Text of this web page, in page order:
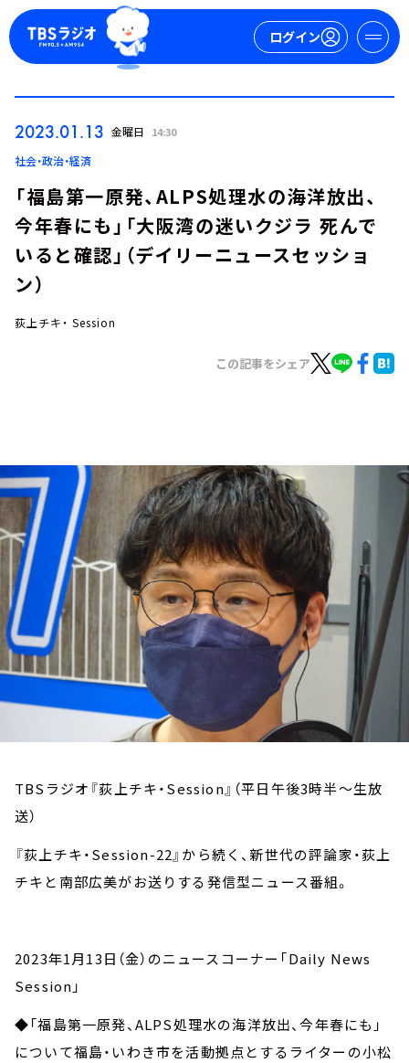
ログイン
今日の番組表
YouTube
会社情報
2023.01.13 金曜日 14:30
社会・政治・経済
「福島第一原発、ALPS処理水の海洋放出、
今年春にも」「大阪湾の迷いクジラ 死んで
いると確認」（デイリーニュースセッショ
ン）
荻上チキ・ Session
この記事をシェア
TBSラジオ『荻上チキ・Session』（平日午後3時半～生放
送）
『荻上チキ・Session-22』から続く、新世代の評論家・荻上
チキと南部広美がお送りする発信型ニュース番組。
2023年1月13日（金）のニュースコーナー「Daily News
Session」
◆「福島第一原発、ALPS処理水の海洋放出、今年春にも」
について福島・いわき市を活動拠点とするライターの小松